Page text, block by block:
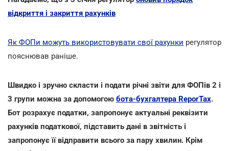
відкриття і закриття рахунків
Як ФОПи можуть використовувати свої рахунки регулятор
пояснював раніше.
Швидко і зручно скласти і подати річні звіти для ФОПів 2 і
3 групи можна за допомогою бота-бухгалтера ReporTax.
Бот розрахує податки, запропонує актуальні реквізити
рахунків податкової, підставить дані в звітність і
запропонує її відправити всього за пару хвилин. Крім